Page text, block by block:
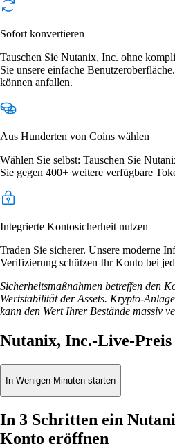
Sofort konvertieren
Tauschen Sie Nutanix, Inc. ohne
Sie unsere einfache
können anfallen.
Aus Hunderten von Coins wählen
Wählen Sie selbst: Tauschen Sie
Sie gegen 400+ weitere verfügbare
Integrierte Kontosicherheit nutzen
Traden Sie sicherer. Unsere moderne
Verifizierung schützen Ihr Konto bei
Sicherheitsmaßnahmen betreffen den
Wertstabilität der Assets. Krypto-
kann den Wert Ihrer Bestände massiv
Nutanix, Inc.-Live-
In Wenigen Minuten starten
In 3 Schritten ein
Konto eröffnen